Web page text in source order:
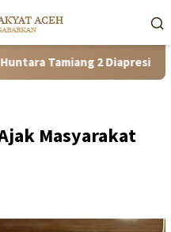
2 Diapresiasi Satgas
Masyarakat